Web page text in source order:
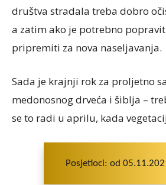
društva stradala treba dobro
a zatim ako je potrebno
pripremiti za nova naseljavanja.
Sada je krajnji rok za proljetno
medonosnog drveća i šiblja –
se to radi u aprilu, kada
Posjetioci: od